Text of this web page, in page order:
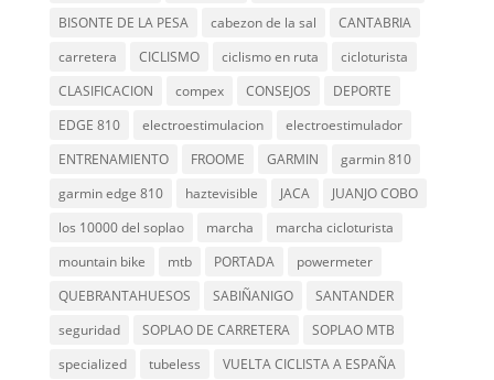
BISONTE DE LA PESA
cabezon de la sal
CANTABRIA
carretera
CICLISMO ciclismo en ruta
cicloturista
CLASIFICACION
compex CONSEJOS
DEPORTE
EDGE 810
electroestimulacion
electroestimulador
ENTRENAMIENTO
FROOME GARMIN
garmin 810
garmin edge 810
haztevisible JACA
JUANJO COBO
los 10000 del soplao
marcha
marcha cicloturista
mountain bike
mtb PORTADA
powermeter
QUEBRANTAHUESOS
SABIÑANIGO
SANTANDER
seguridad
SOPLAO DE CARRETERA
SOPLAO MTB
specialized
tubeless VUELTA CICLISTA A ESPAÑA